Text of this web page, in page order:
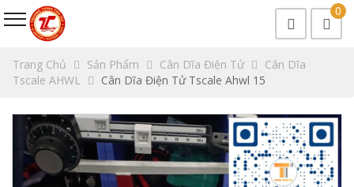
0
Trang Chủ Sản Phẩm Cân Dĩa Điện Tử
Cân Dĩa
Tscale AHWL
Cân Dĩa Điện Tử Tscale Ahwl 15